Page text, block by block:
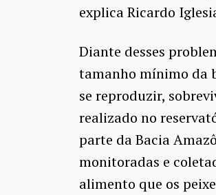
explica Ricardo
Diante desses
tamanho mínimo da
se reproduzir,
realizado no
parte da Bacia
monitoradas e
alimento que os